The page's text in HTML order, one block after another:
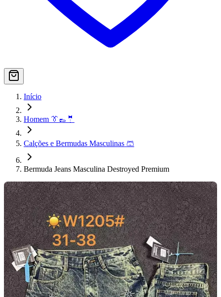
Início
Homem 👔👞🤵
Calções e Bermudas Masculinas 🩳
Bermuda Jeans Masculina Destroyed Premium